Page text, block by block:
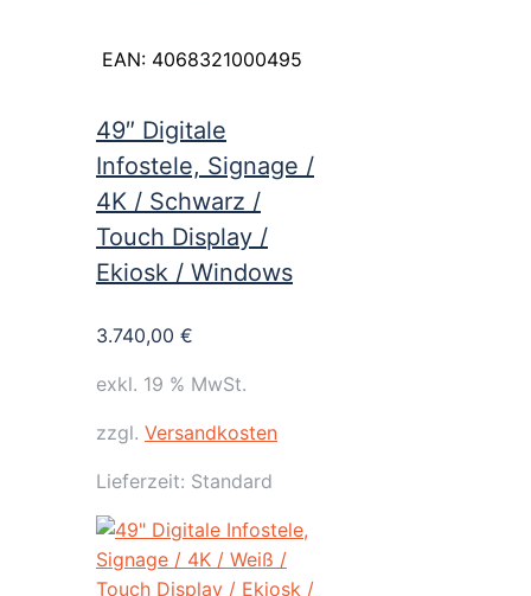
EAN: 4068321000495
49″ Digitale
Infostele, Signage /
4K / Schwarz /
Touch Display /
Ekiosk / Windows
3.740,00 €
exkl. 19 % MwSt.
zzgl. Versandkosten
Lieferzeit: Standard